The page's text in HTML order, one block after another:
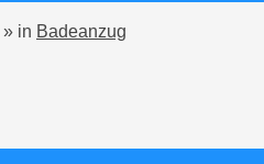
» in Badeanzug